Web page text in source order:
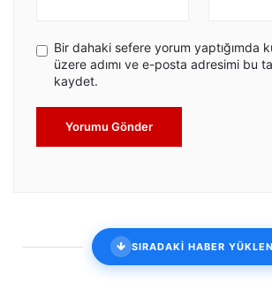
Bir dahaki sefere yorum yaptığımda
üzere adımı ve e-posta adresimi bu
kaydet.
Yorumu Gönder
SIRADAKİ HABER